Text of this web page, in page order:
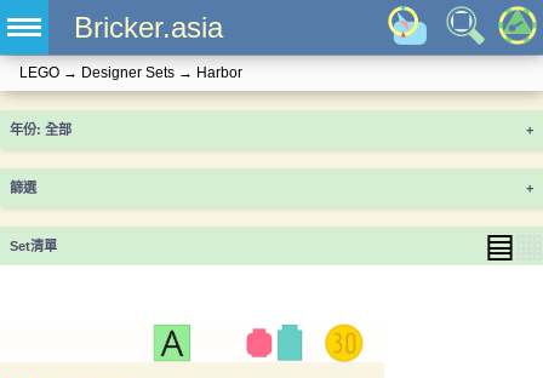
Bricker.asia
LEGO → Designer Sets → Harbor
年份 +
篩選 +
Set清單 ▤